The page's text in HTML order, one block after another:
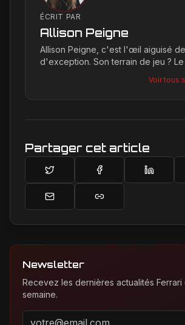
ÉCRIT PAR
Allison Peigne
Allison Peigne, c'est l'œil aiguisé
d'exception. Son terrain de jeu ? Le
une passion contagieuse les
créations, notamment chez Ferrari,
Voir tous
Partager cet article
Newsletter
Recevez les dernières actualités Ferrari
semaine.
Adresse email pour la newsletter